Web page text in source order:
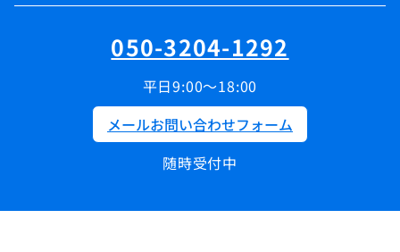
050-3204-1292
平日9:00～18:00
メールお問い合わせフォーム
随時受付中